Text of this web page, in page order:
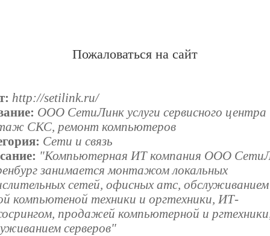
Пожаловаться на сайт
http://setilink.ru/
ООО СетиЛинк услуги сервисного центра
СКС, ремонт компьютеров
Сети и связь
"Компьютерная ИТ компания ООО
занимается монтажом локальных
сетей, офисных атс, обслуживанием
компьютеной техники и оргтехники, ИТ-
продажей компьютерной и
серверов"